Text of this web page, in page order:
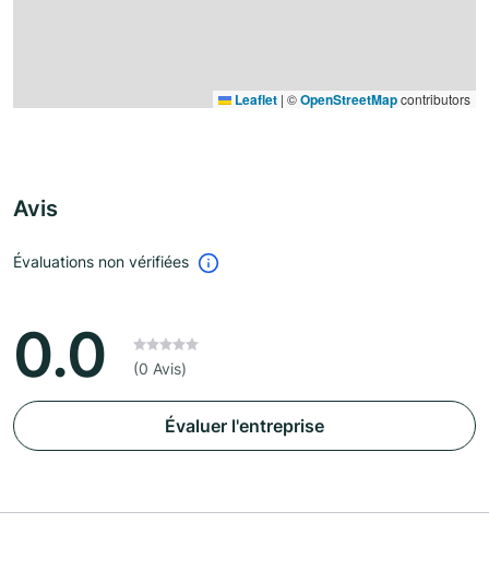
Leaflet | ©OpenStreetMapcontributors
Avis
Évaluations non vérifiées
0.0 (0 Avis)
Évaluer l'entreprise